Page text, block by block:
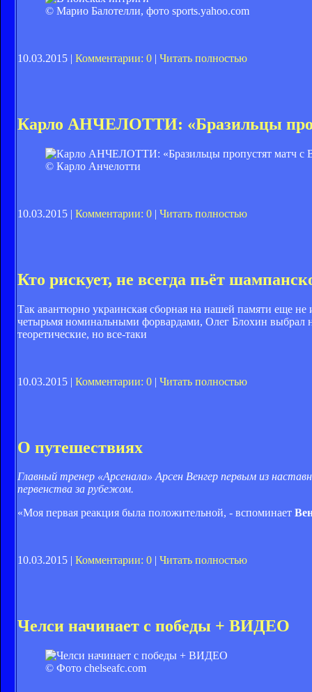
© Марио Балотелли, фото sports.yahoo.com
10.03.2015 | Комментарии: 0 | Читать полностью
Карло АНЧЕЛОТТИ: «Бразильцы
© Карло Анчелотти
10.03.2015 | Комментарии: 0 | Читать полностью
Кто рискует, не всегда пьёт
Так авантюрно украинская сборная на нашей памяти еще
четырьмя номинальными форвардами, Олег Блохин выбрал
теоретические, но все-таки
10.03.2015 | Комментарии: 0 | Читать полностью
О путешествиях
Главный тренер «Арсенала» Арсен Венгер первым из
первенства за рубежом.
«Моя первая реакция была положительной, - вспоминает
10.03.2015 | Комментарии: 0 Читать полностью
Челси начинает с победы + ВИДЕО
© Фото chelseafc.com